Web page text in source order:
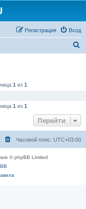
Вход
Регистрация
1 из 1
1 из 1
Перейти
Часовой пояс: UTC+03:00
© phpBB Limited